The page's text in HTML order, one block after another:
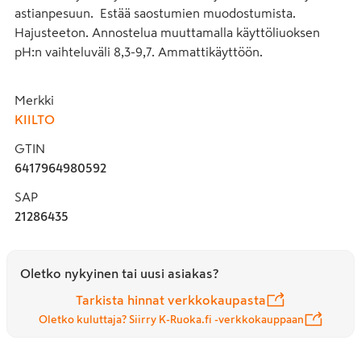
astianpesuun.  Estää saostumien muodostumista.
Hajusteeton. Annostelua muuttamalla käyttöliuoksen
pH:n vaihteluväli 8,3-9,7. Ammattikäyttöön.
Merkki
KIILTO
GTIN
6417964980592
SAP
21286435
Oletko nykyinen tai uusi asiakas?
Tarkista hinnat verkkokaupasta
Oletko kuluttaja? Siirry K-Ruoka.fi -verkkokauppaan